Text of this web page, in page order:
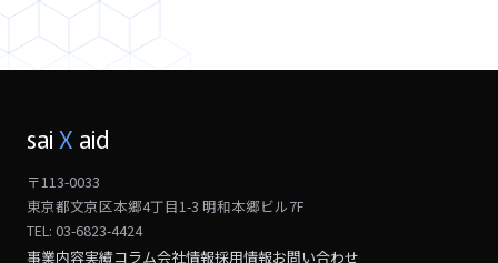
saiX aid
〒113-0033
東京都文京区本郷4丁目1-3 明和本郷ビル7F
TEL: 03-6823-4424
事業内容実績コラム会社情報採用情報お問い合わせ